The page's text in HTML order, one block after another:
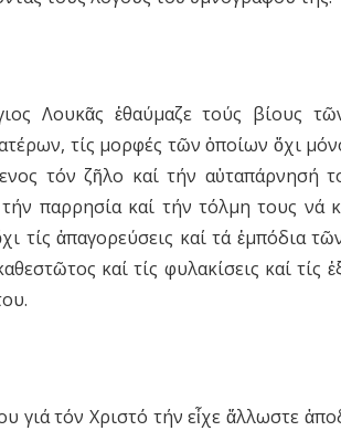
Λουκᾶς ἐθαύμαζε τούς βίους
τίς μορφές τῶν ὁποίων ὄχι
τόν ζῆλο καί τήν αὐταπάρνησή
παρρησία καί τήν τόλμη τους νά
τίς ἀπαγορεύσεις καί τά ἐμπόδια
καί τίς φυλακίσεις καί
γιά τόν Χριστό τήν εἶχε ἄλλωστε